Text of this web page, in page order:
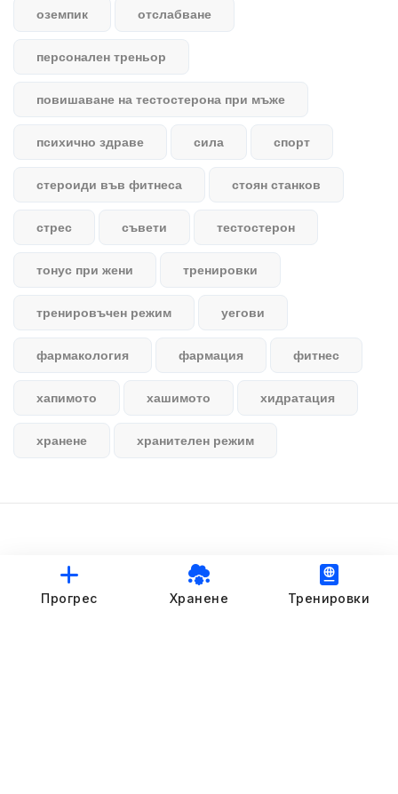
оземпик отслабване
персонален треньор
повишаване на тестостерона при мъже
психично здраве сила спорт
стероиди във фитнеса стоян станков
стрес съвети тестостерон
тонус при жени тренировки
тренировъчен режим уегови
фармакология фармация фитнес
хапимото хашимото хидратация
хранене хранителен режим
© StankovFit Progress App | 2025
Прогрес Хранене Тренировки